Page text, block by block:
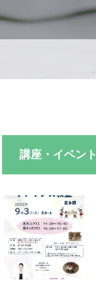
講座・イベント